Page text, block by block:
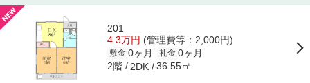
201
4.3万円 (管理費等：2,000円)
敷金 0ヶ月 礼金 0ヶ月
2階 2DK 36.55㎡